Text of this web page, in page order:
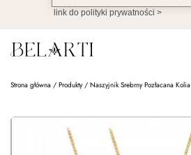
Strona główna / Produkty/ Naszyjnik Srebrny Pozłacana Kolia